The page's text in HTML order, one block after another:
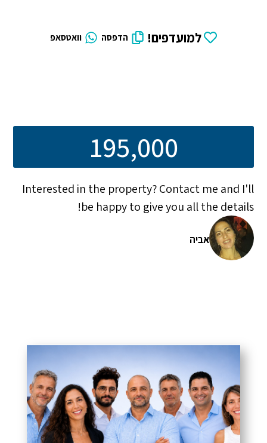
למועדפים! הדפסה וואטסאפ
195,000
Interested in the property? Contact me and I'll
be happy to give you all the details!
אביה